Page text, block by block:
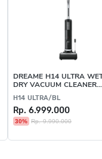
DREAME H14 ULTRA
DRY VACUUM CLEANER
H14 ULTRA/BL
Rp. 6.999.000
30% Rp. 9.990.000